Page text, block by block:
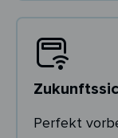
Perfekt